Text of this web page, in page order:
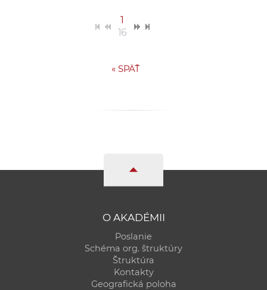
1
16
«SPÄŤ
O AKADÉMII
Poslanie
Schéma org. štruktúry
Štruktúra
Kontakty
Geografická poloha